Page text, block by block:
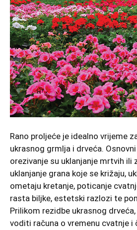
Rano proljeće je idealno vrijeme
ukrasnog grmlja i drveća.
orezivanje su uklanjanje mrtvih ili
uklanjanje grana koje se križaju,
ometaju kretanje, poticanje
rasta biljke, estetski razlozi te
Prilikom rezidbe ukrasnog
voditi računa o vremenu cvatnje i